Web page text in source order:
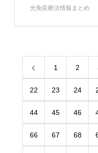
光免疫療法情報まとめ
1 2
22 23 24
44 45 46
66 67 68